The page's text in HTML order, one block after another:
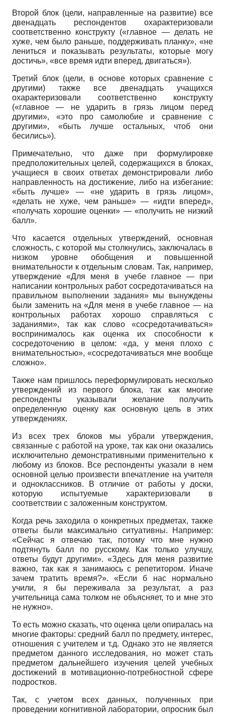
Второй блок (цели, направленные на развитие) все
двенадцать респондентов охарактеризовали
соответственно конструкту («главное — делать не
хуже, чем было раньше, поддерживать планку», «не
лениться и показывать результаты, которые могу
достичь», «все время идти вперед, двигаться»).
Третий блок (цели, в основе которых сравнение с
другими) также все двенадцать учащихся
охарактеризовали соответственно конструкту
(«главное — не ударить в грязь лицом перед
другими», «это про самолюбие и сравнение с
другими», «быть лучше остальных, чтоб они
бесились»).
Примечательно, что даже при формулировке
предположительных целей, содержащихся в блоках,
учащиеся в своих ответах демонстрировали либо
направленность на достижение, либо на избегание:
«быть лучше» — «не ударить в грязь лицом»,
«делать не хуже, чем раньше» — «идти вперед»,
«получать хорошие оценки» — «получить не низкий
балл».
Что касается отдельных утверждений, основная
сложность, с которой мы столкнулись, заключалась в
низком уровне обобщения и повышенной
внимательности к отдельным словам. Так, например,
утверждение «Для меня в учебе главное — при
написании контрольных работ сосредотачиваться на
правильном выполнении задания» мы вынуждены
были заменить на «Для меня в учебе главное — на
контрольных работах хорошо справляться с
заданиями», так как слово «сосредотачиваться»
воспринималось как оценка их способности к
сосредоточению в целом: «да, у меня плохо с
внимательностью», «сосредотачиваться мне вообще
сложно».
Также нам пришлось переформулировать несколько
утверждений из первого блока, так как многие
респонденты указывали желание получить
определенную оценку как основную цель в этих
утверждениях.
Из всех трех блоков мы убрали утверждения,
связанные с работой на уроке, так как они оказались
исключительно демонстративными применительно к
любому из блоков. Все респонденты указали в нем
основной целью произвести впечатление на учителя
и одноклассников. В отличие от работы у доски,
которую испытуемые характеризовали в
соответствии с заложенным конструктом.
Когда речь заходила о конкретных предметах, также
ответы были максимально ситуативны. Например:
«Сейчас я отвечаю так, потому что мне нужно
подтянуть балл по русскому. Как только улучшу,
ответы будут другими». «Здесь для меня развитие
важно, так как я занимаюсь с репетитором. Иначе
зачем тратить время?». «Если б нас нормально
учили, я бы переживала за результат, а раз
учительница сама толком не объясняет, то и мне это
не нужно».
То есть можно сказать, что оценка цели опиралась на
многие факторы: средний балл по предмету, интерес,
отношения с учителем и т.д. Однако это не является
предметом данного исследования, но может стать
предметом дальнейшего изучения целей учебных
достижений в мотивационно-потребностной сфере
подростков.
Так, с учетом всех данных, полученных при
проведении когнитивной лаборатории, опросник был